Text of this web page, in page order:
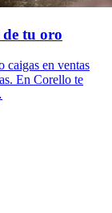
tu oro
caigas en ventas
En Corello te